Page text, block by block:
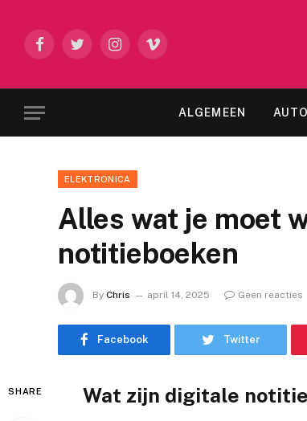
FacebookTwitterInstagram
Vimeo
ALGEMEEN
ELEKTRONICA
Alles wat je moet
notitieboeken
By Chris april 14, 2025 Geen reacties
Facebook Twitter
SHARE Wat zijn digitale